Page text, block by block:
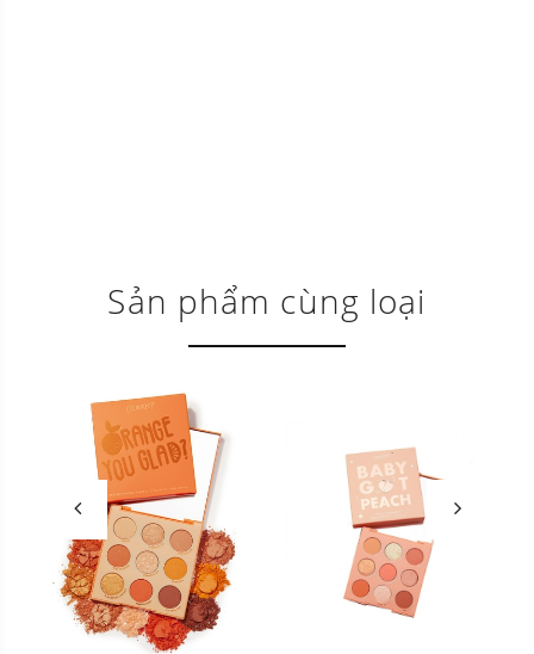
Sản phẩm cùng loại